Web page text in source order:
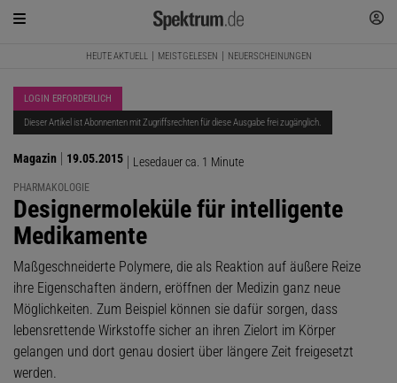
HEUTE AKTUELL MEISTGELESEN NEUERSCHEINUNGEN
LOGIN ERFORDERLICH
Dieser Artikel ist Abonnenten mit Zugriffsrechten für diese Ausgabe frei zugänglich.
Magazin 19.05.2015 Lesedauer ca. 1 Minute
PHARMAKOLOGIE
:
Designermoleküle für intelligente
Medikamente
Maßgeschneiderte Polymere, die als Reaktion auf äußere Reize
ihre Eigenschaften ändern, eröffnen der Medizin ganz neue
Möglichkeiten. Zum Beispiel können sie dafür sorgen, dass
lebensrettende Wirkstoffe sicher an ihren Zielort im Körper
gelangen und dort genau dosiert über längere Zeit freigesetzt
werden.